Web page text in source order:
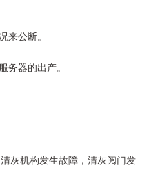
来公断。
务器的出产。
灰机构发生故障，清灰阅门发